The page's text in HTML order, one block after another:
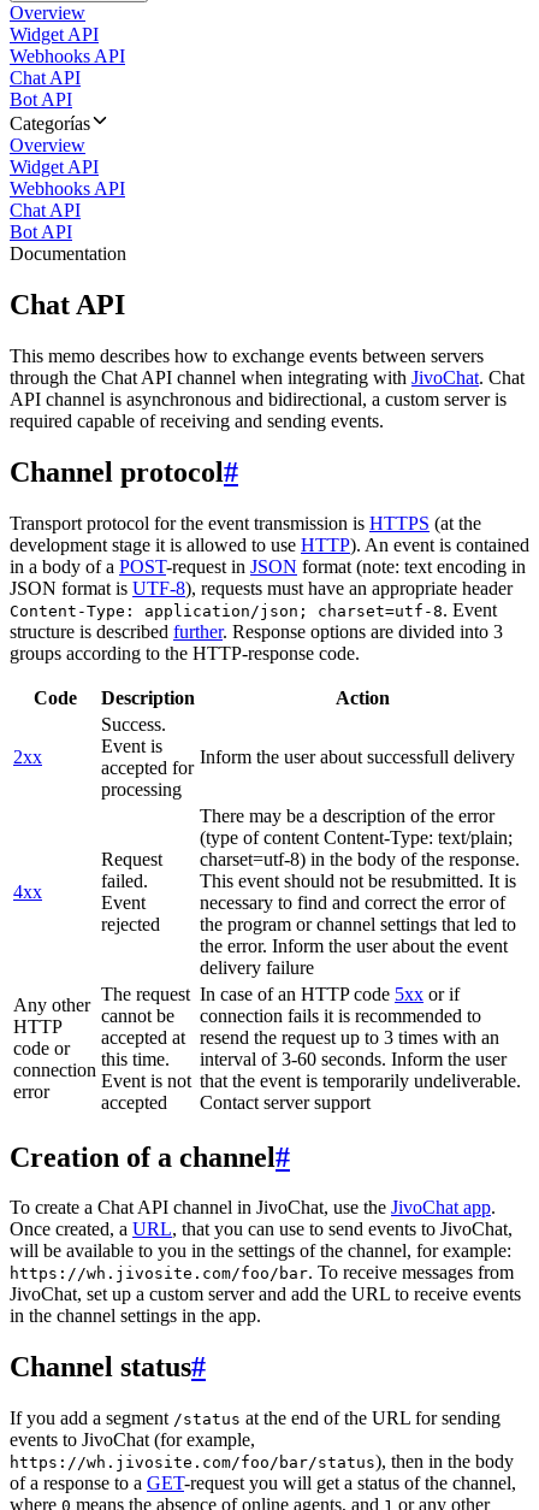
Overview
Widget API
Webhooks API
Chat API
Bot API
Categorías
Overview
Widget API
Webhooks API
Chat API
Bot API
Documentation
Chat API
This memo describes how to exchange events between servers
through the Chat API channel when integrating with JivoChat. Chat
API channel is asynchronous and bidirectional, a custom server is
required capable of receiving and sending events.
Channel protocol#
Transport protocol for the event transmission is HTTPS (at the
development stage it is allowed to use HTTP). An event is contained
in a body of a POST-request in JSON format (note: text encoding in
JSON format is UTF-8), requests must have an appropriate header
Content-Type: application/json; charset=utf-8. Event
structure is described further. Response options are divided into 3
groups according to the HTTP-response code.
Code Description Action
2xx
Success.
Event is
accepted for
processing
Inform the user about successfull delivery
4xx
Request
failed.
Event
rejected
There may be a description of the error
(type of content Content-Type: text/plain;
charset=utf-8) in the body of the response.
This event should not be resubmitted. It is
necessary to find and correct the error of
the program or channel settings that led to
the error. Inform the user about the event
delivery failure
Any other
HTTP
code or
connection
error
The request
cannot be
accepted at
this time.
Event is not
accepted
In case of an HTTP code 5xx or if
connection fails it is recommended to
resend the request up to 3 times with an
interval of 3-60 seconds. Inform the user
that the event is temporarily undeliverable.
Contact server support
Creation of a channel#
To create a Chat API channel in JivoChat, use the JivoChat app.
Once created, a URL, that you can use to send events to JivoChat,
will be available to you in the settings of the channel, for example:
https://wh.jivosite.com/foo/bar. To receive messages from
JivoChat, set up a custom server and add the URL to receive events
in the channel settings in the app.
Channel status#
If you add a segment /status at the end of the URL for sending
events to JivoChat (for example,
https://wh.jivosite.com/foo/bar/status), then in the body
of a response to a GET-request you will get a status of the channel,
where 0 means the absence of online agents, and 1 or any other